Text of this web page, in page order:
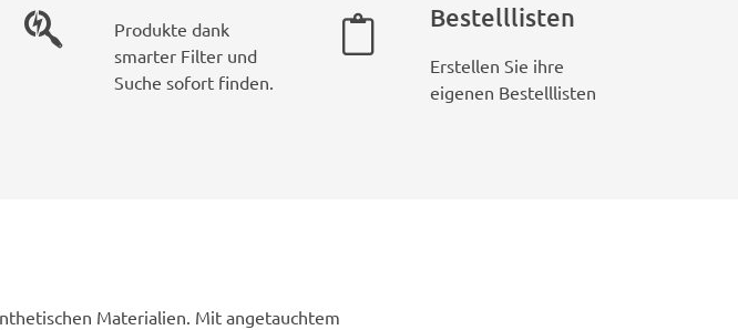
Produkte dank
smarter Filter und
Suche sofort finden.
Bestelllisten
Erstellen Sie ihre
eigenen Bestelllisten
Materialien. Mit angetauchtem